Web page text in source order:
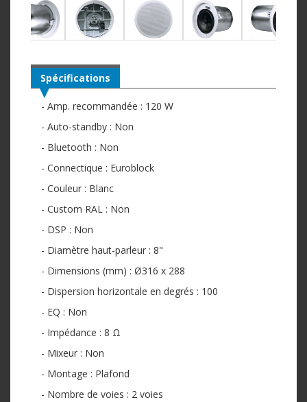
Spécifications
- Amp. recommandée : 120 W
- Auto-standby : Non
- Bluetooth : Non
- Connectique : Euroblock
- Couleur : Blanc
- Custom RAL : Non
- DSP : Non
- Diamètre haut-parleur : 8"
- Dimensions (mm) : Ø316 x 288
- Dispersion horizontale en degrés : 100
- EQ : Non
- Impédance : 8 Ω
- Mixeur : Non
- Montage : Plafond
- Nombre de voies : 2 voies